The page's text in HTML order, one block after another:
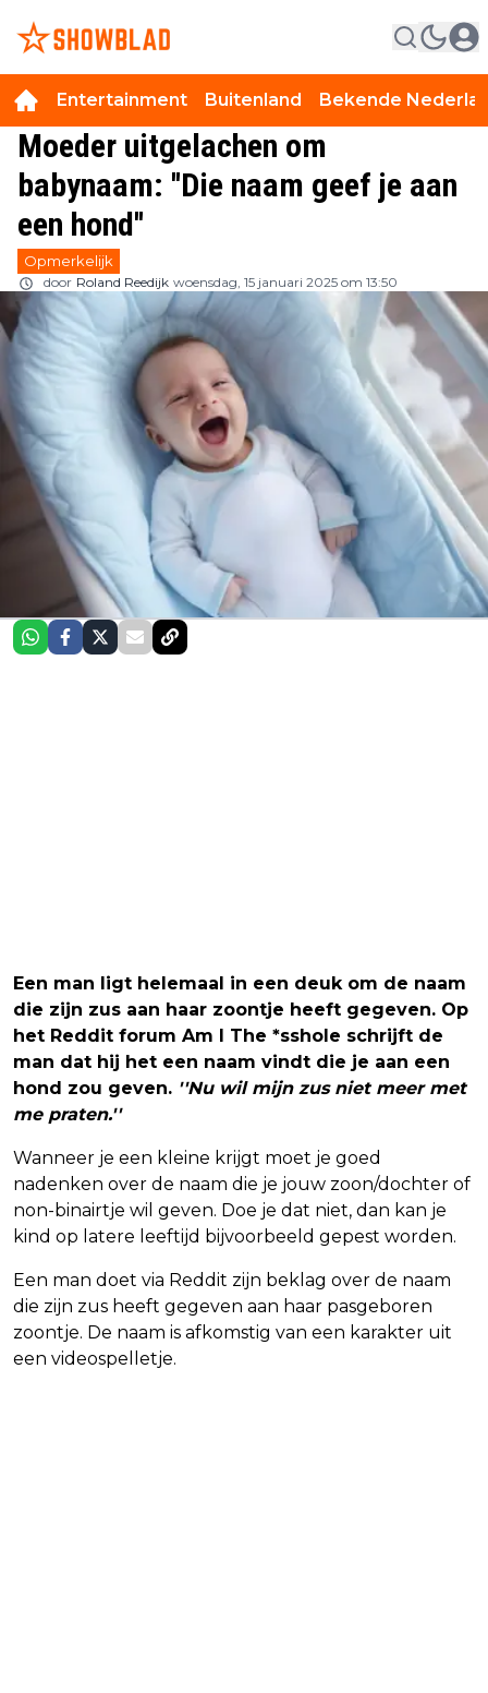
Entertainment Buitenland Bekende
Moeder uitgelachen om
babynaam: ''Die naam geef je aan
een hond''
Opmerkelijk
door Roland Reedijk woensdag, 15 januari 2025 om 13:50
Een man ligt helemaal in een deuk om de naam
die zijn zus aan haar zoontje heeft gegeven. Op
het Reddit forum Am I The *sshole schrijft de
man dat hij het een naam vindt die je aan een
hond zou geven. ''Nu wil mijn zus niet meer met
me praten.''
Wanneer je een kleine krijgt moet je goed
nadenken over de naam die je jouw zoon/dochter of
non-binairtje wil geven. Doe je dat niet, dan kan je
kind op latere leeftijd bijvoorbeeld gepest worden.
Een man doet via Reddit zijn beklag over de naam
die zijn zus heeft gegeven aan haar pasgeboren
zoontje. De naam is afkomstig van een karakter uit
een videospelletje.